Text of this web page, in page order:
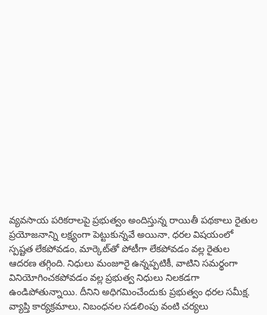
వ్యవసాయ పరికరాలపై ప్రభుత్వం అందిస్తున్న రాయితీ పథకాలు రైతుల
ప్రయోజనాన్ని లక్ష్యంగా పెట్టుకున్నవే అయినా, ధరల విషయంలో
స్పష్టత లేకపోవడం, మార్కెట్‌తో పోటీగా లేకపోవడం వల్ల రైతుల
ఆదరణ తగ్గింది. నిధులు మంజూరై ఉన్నప్పటికీ, వాటిని సమర్థంగా
వినియోగించకపోవడం వల్ల ప్రభుత్వ నిధులు నిలకడగా
ఉండిపోతున్నాయి. దీనిని అధిగమించేందుకు ప్రభుత్వం ధరల సమీక్ష,
వ్యాప్తి కార్యక్రమాలు, నిబంధనల సడలింపు వంటి చర్యలు